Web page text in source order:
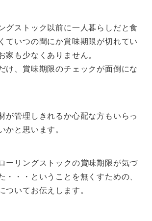
グストック以前に一人暮らしだと食
ていつの間にか賞味期限が切れてい
家も少なくありません。
け、賞味期限のチェックが面倒にな
が管理しきれるか心配な方もいらっ
かと思います。
ーリングストックの賞味期限が気づ
・・・ということを無くすための、
ついてお伝えします。